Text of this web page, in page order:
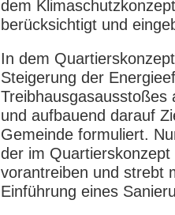
dem
berücksichtigt und
In dem
Steigerung der
Treibhausgasausstoßes
und aufbauend darauf
Gemeinde formuliert.
der im
vorantreiben und strebt
Einführung eines